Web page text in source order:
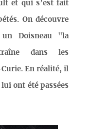
et qui s’est fait
On découvre
Doisneau "la
dans les
En réalité, il
ont été passées